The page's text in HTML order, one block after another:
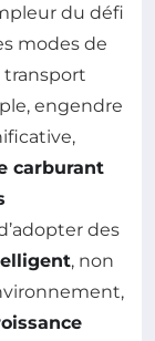
du défi
modes de
transport
engendre
carburant
des
, non